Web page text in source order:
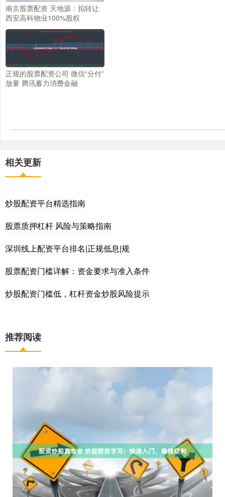
南京股票配资 天地源：拟转让
西安高科物业100%股权
正规的股票配资公司 微信“分付”
放量 腾讯蓄力消费金融
相关更新
炒股配资平台精选指南
股票质押杠杆 风险与策略指南
深圳线上配资平台排名|正规低息|规
股票配资门槛详解：资金要求与准入条件
炒股配资门槛低，杠杆资金炒股风险提示
推荐阅读